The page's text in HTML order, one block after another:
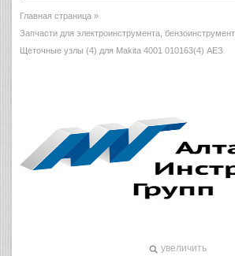
Главная страница »
Запчасти для электроинструмента,
Щеточные узлы (4) для Makita 4001 010163(4) АЕЗ
увеличить